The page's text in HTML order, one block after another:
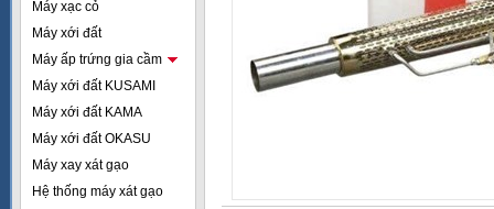
Máy xạc cỏ
Máy xới đất
Máy ấp trứng gia cầm
Máy xới đất KUSAMI
Máy xới đất KAMA
Máy xới đất OKASU
Máy xay xát gạo
Hệ thống máy xát gạo